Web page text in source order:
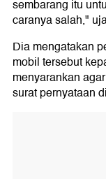
sembarang itu
caranya salah,"
Dia mengatakan
mobil tersebut
menyarankan
surat pernyataan